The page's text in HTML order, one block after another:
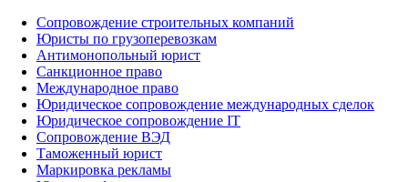
Сопровождение строительных компаний
Юристы по грузоперевозкам
Антимонопольный юрист
Санкционное право
Международное право
Юридическое сопровождение международных сделок
Юридическое сопровождение IT
Сопровождение ВЭД
Таможенный юрист
Маркировка рекламы